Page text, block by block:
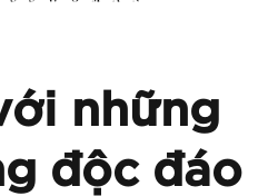
những
độc đáo